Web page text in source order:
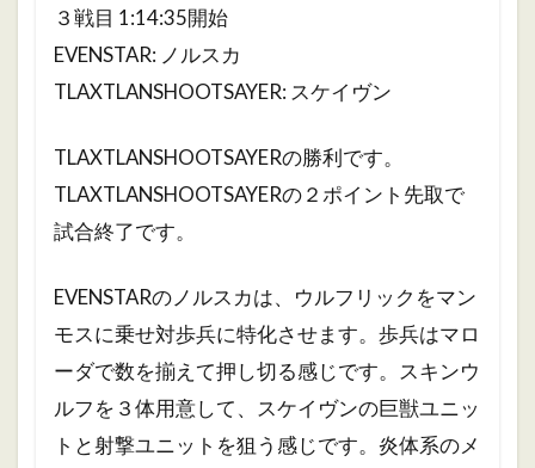
３戦目 1:14:35開始
EVENSTAR: ノルスカ
TLAXTLANSHOOTSAYER: スケイヴン
TLAXTLANSHOOTSAYERの勝利です。
TLAXTLANSHOOTSAYERの２ポイント先取で
試合終了です。
EVENSTARのノルスカは、ウルフリックをマン
モスに乗せ対歩兵に特化させます。歩兵はマロ
ーダで数を揃えて押し切る感じです。 スキンウ
ルフを３体用意して、スケイヴンの巨獣ユニッ
トと射撃ユニットを狙う感じです。炎体系のメ